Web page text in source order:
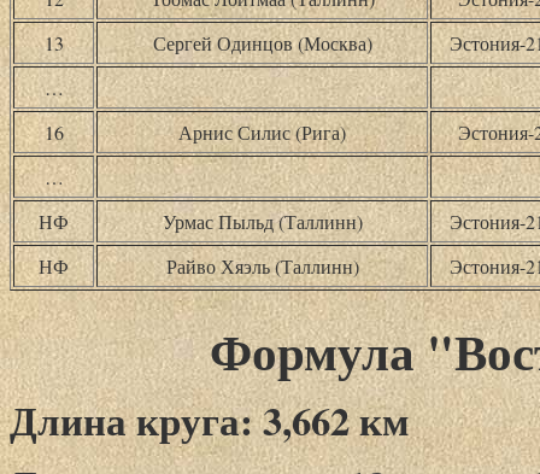
13
Сергей Одинцов (Москва)
Эстония-
…
16
Арнис Силис (Рига)
Эстония-
…
НФ
Урмас Пыльд (Таллинн)
Эстония-
НФ
Райво Хяэль (Таллинн) Эстония-
Формула
Длина круга: 3,662 км